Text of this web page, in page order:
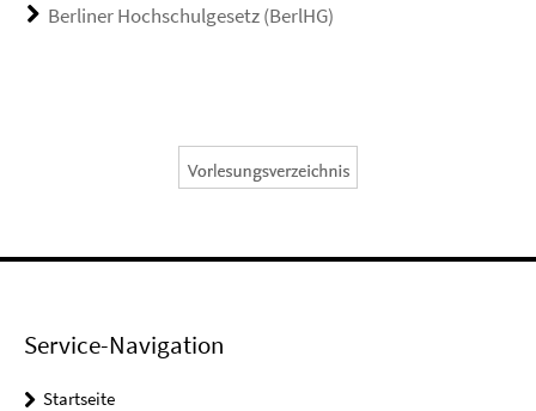
Berliner Hochschulgesetz (BerlHG)
Service-Navigation
Startseite